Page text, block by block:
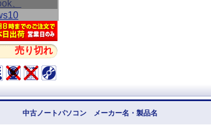
売り切れ
中古ノートパソコン メーカー名・製品名